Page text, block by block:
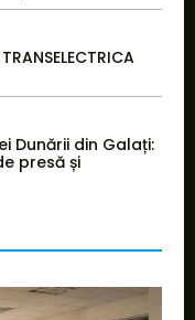
Dunării din Galați:
presă și